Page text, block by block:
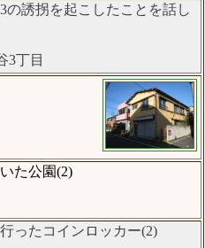
誘拐を起こしたことを話し
3丁目
た公園(2)
ったコインロッカー(2)